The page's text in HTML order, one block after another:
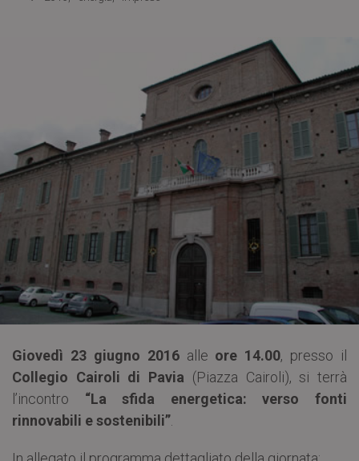
Giovedì 23 giugno 2016alle ore 14.00, presso il
Collegio Cairoli di Pavia (Piazza Cairoli), si terrà
l’incontro “La sfida energetica: verso fonti
rinnovabili e sostenibili”